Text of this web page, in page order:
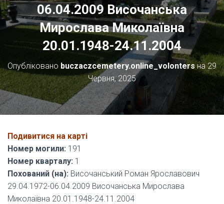
Т
И
Н
І
Г
А
06.04.2009 Височанська
Мирослава Миколаївна
20.01.1948-24.11.2004
Опубліковано buczaczcemetery.online_volontersна29
Червня, 2025
Подивитися на карті
Номер могили: 191
Номер кварталу: 1
Похований (на): Височанський Роман Ярославович
29.04.1972-06.04.2009 Височанська Мирослава
Миколаївна 20.01.1948-24.11.2004